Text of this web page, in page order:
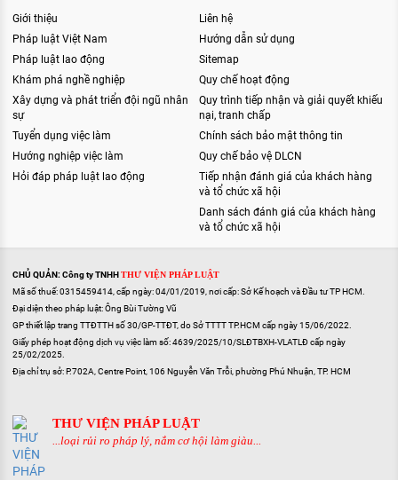
Giới thiệu
Pháp luật Việt Nam
Pháp luật lao động
Khám phá nghề nghiệp
Xây dựng và phát triển đội ngũ nhân
sự
Tuyển dụng việc làm
Hướng nghiệp việc làm
Hỏi đáp pháp luật lao động
Liên hệ
Hướng dẫn sử dụng
Sitemap
Quy chế hoạt động
Quy trình tiếp nhận và giải quyết khiếu
nại, tranh chấp
Chính sách bảo mật thông tin
Quy chế bảo vệ DLCN
Tiếp nhận đánh giá của khách hàng
và tổ chức xã hội
Danh sách đánh giá của khách hàng
và tổ chức xã hội
CHỦ QUẢN: Công ty TNHH THƯ VIỆN PHÁP LUẬT
Mã số thuế: 0315459414, cấp ngày: 04/01/2019, nơi cấp: Sở Kế hoạch và Đầu tư TP HCM.
Đại diện theo pháp luật: Ông Bùi Tường Vũ
GP thiết lập trang TTĐTTH số 30/GP-TTĐT, do Sở TTTT TP.HCM cấp ngày 15/06/2022.
Giấy phép hoạt động dịch vụ việc làm số: 4639/2025/10/SLĐTBXH-VLATLĐ cấp ngày
25/02/2025.
Địa chỉ trụ sở: P.702A, Centre Point, 106 Nguyễn Văn Trỗi, phường Phú Nhuận, TP. HCM
THƯ VIỆN PHÁP LUẬT
...loại rủi ro pháp lý, nắm cơ hội làm giàu...